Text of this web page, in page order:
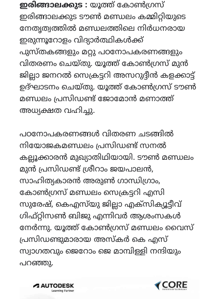
ഇരിങ്ങാലക്കുട : യൂത്ത് കോൺഗ്രസ്
ഇരിങ്ങാലക്കുട ടൗൺ മണ്ഡലം കമ്മിറ്റിയുടെ
നേതൃത്വത്തിൽ മണ്ഡലത്തിലെ നിർധനരായ
ഇരുന്നൂറോളം വിദ്യാർത്ഥികൾക്ക്
പുസ്തകങ്ങളും മറ്റു പഠനോപകരണങ്ങളും
വിതരണം ചെയ്തു. യൂത്ത് കോൺഗ്രസ് മുൻ
ജില്ലാ ജനറൽ സെക്രട്ടറി അസറുദ്ദീൻ കളക്കാട്ട്
ഉദ്ഘാടനം ചെയ്തു. യൂത്ത് കോൺഗ്രസ് ടൗൺ
മണ്ഡലം പ്രസിഡണ്ട് ജോമോൻ മണാത്ത്
അധ്യക്ഷത വഹിച്ചു.
പഠനോപകരണങ്ങൾ വിതരണ ചടങ്ങിൽ
നിയോജകമണ്ഡലം പ്രസിഡണ്ട് സനൽ
കല്ലൂക്കാരൻ മുഖ്യാതിഥിയായി. ടൗൺ മണ്ഡലം
മുൻ പ്രസിഡണ്ട് ശ്രീറാം ജയപാലൻ,
സാഹിത്യകാരൻ അരുൺ ഗാന്ധിഗ്രാം,
കോൺഗ്രസ് മണ്ഡലം സെക്രട്ടറി എസി
സുരേഷ്, കെഎസ്‌യു ജില്ലാ എക്സിക്യൂട്ടീവ്
ഗിഫ്റ്റിസൺ ബിജു എന്നിവർ ആശംസകൾ
നേർന്നു. യൂത്ത് കോൺഗ്രസ് മണ്ഡലം വൈസ്
പ്രസിഡണ്ടുമാരായ അസ്‌കർ കെ എസ്
സ്വാഗതവും ജെറോം ജെ മാമ്പിള്ളി നന്ദിയും
പറഞ്ഞു.